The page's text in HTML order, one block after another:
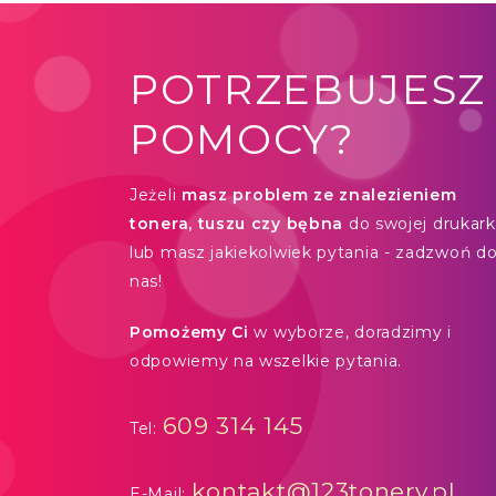
POTRZEBUJESZ
POMOCY?
Jeżeli masz problem ze znalezieniem
tonera, tuszu czy bębna do swojej
lub masz jakiekolwiek pytania - zadzwoń
nas!
Pomożemy Ci w wyborze, doradzimy i
odpowiemy na wszelkie pytania.
Tel: 609 314 145